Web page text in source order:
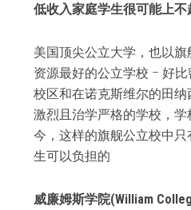
低收入家庭学生很可能上
美国顶尖公立大学，也以
资源最好的公立学校 – 好
校区和在诺克斯维尔的田
激烈且治学严格的学校，
今，这样的旗舰公立校中
生可以负担的
威廉姆斯学院(William